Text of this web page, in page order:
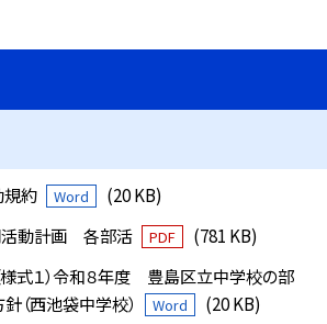
規約 Word
(20 KB)
動計画 各部活
PDF
(781 KB)
式１）令和８年度 豊島区立中学校の部
（西池袋中学校）
Word
(20 KB)